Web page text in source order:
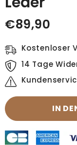
€89,90
Kostenloser
14 Tage
IN